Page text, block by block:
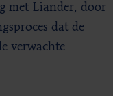
met Liander, door
dat de
verwachte